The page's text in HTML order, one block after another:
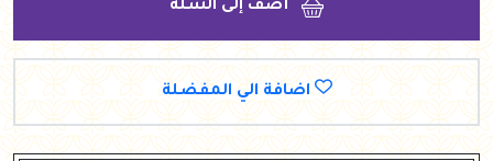
أضف إلى السلة
اضافة الي المفضلة